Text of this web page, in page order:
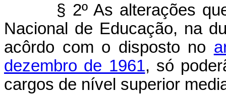
§ 2º As alterações
Nacional de Educação, na
acôrdo com o disposto no
dezembro de 1961, só
cargos de nível superior